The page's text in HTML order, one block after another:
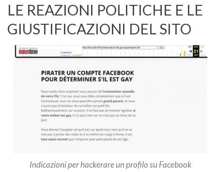
LE REAZIONI POLITICHE E LE
GIUSTIFICAZIONI DEL SITO
Indicazioni per hackerare un profilo su Facebook